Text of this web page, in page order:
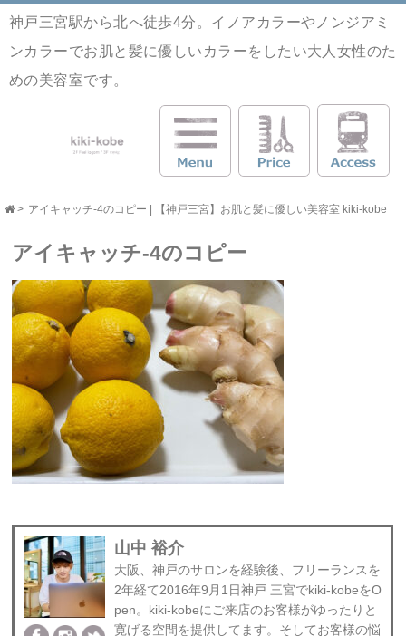
神戸三宮駅から北へ徒歩4分。イノアカラーやノンジアミ
ンカラーでお肌と髪に優しいカラーをしたい大人女性のた
めの美容室です。
> アイキャッチ-4のコピー | 【神戸三宮】お肌と髪に優しい美容室 kiki-kobe
アイキャッチ-4のコピー
山中 裕介
大阪、神戸のサロンを経験後、フリーランスを
2年経て2016年9月1日神戸 三宮でkiki-kobeをO
pen。kiki-kobeにご来店のお客様がゆったりと
寛げる空間を提供してます。そしてお客様の悩